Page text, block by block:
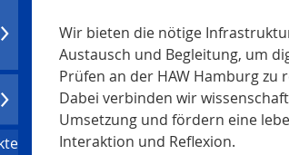
Wir bieten die nötige
Austausch und Begleitung, um
Prüfen an der HAW Hamburg
Dabei verbinden wir
Umsetzung und fördern eine
Interaktion und Reflexion.